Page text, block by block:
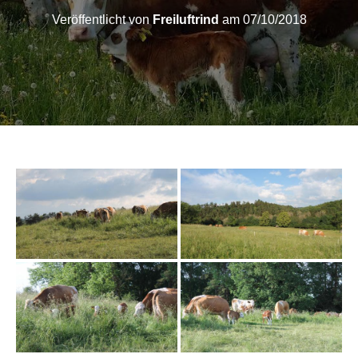
C
H
A
L
T
E
Veröffentlicht von Freiluftrind am 07/10/2018